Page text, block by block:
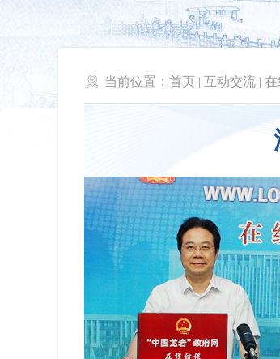
 当前位置： 首页 | 互动交流 | 在